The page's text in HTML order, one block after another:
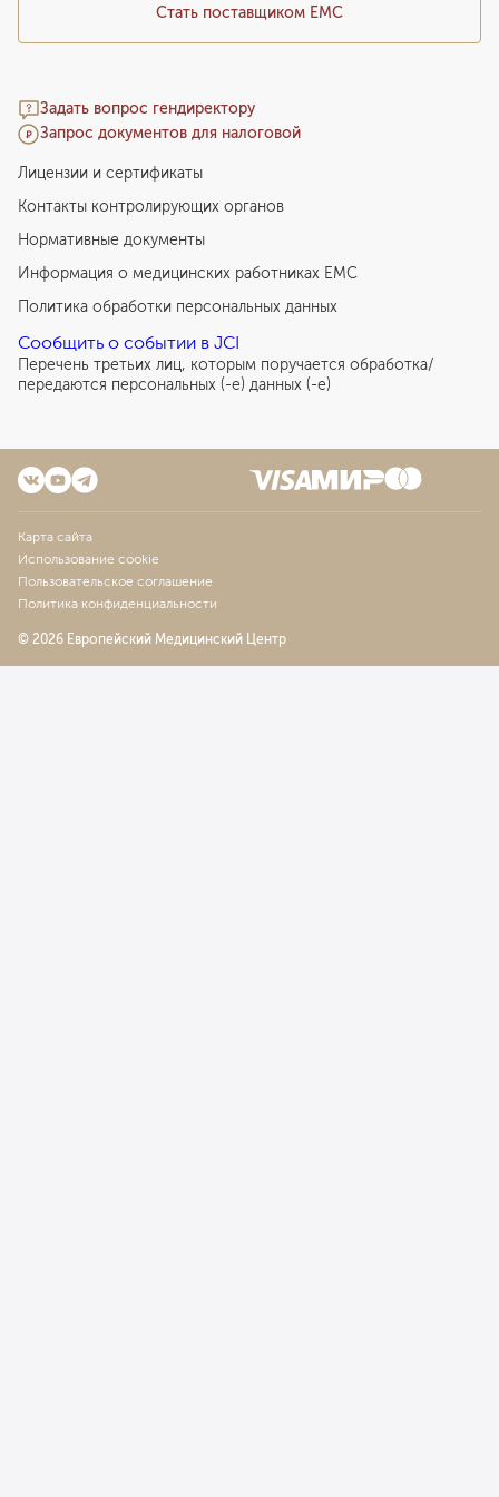
Стать поставщиком ЕМС
Задать вопрос гендиректору
Запрос документов для налоговой
Лицензии и сертификаты
Контакты контролирующих органов
Нормативные документы
Информация о медицинских работниках EMC
Политика обработки персональных данных
Сообщить о событии в JCI
Перечень третьих лиц, которым поручается обработка/
передаются персональных (-е) данных (-е)
Карта сайта
Использование cookie
Пользовательское соглашение
Политика конфиденциальности
© 2026 Европейский Медицинский Центр